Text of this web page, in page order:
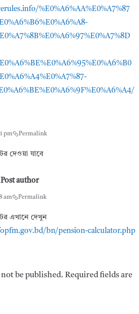
%E0%A6%AA%E0%A7%87
pm Permalink
দেওয়া যাবে
Post author
am Permalink
এখানে দেখুন
bn/pension-calculator.php
be published. Required fields are